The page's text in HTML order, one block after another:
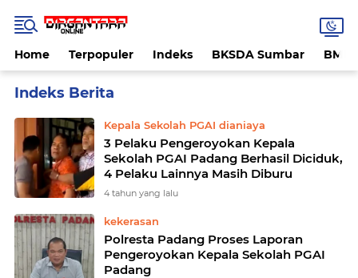
Home Terpopuler Indeks BKSDA Sumbar
Kepala Sekolah PGAI dianiaya
3 Pelaku Pengeroyokan Kepala
Sekolah PGAI Padang Berhasil Diciduk,
4 Pelaku Lainnya Masih Diburu
4 tahun yang lalu
kekerasan
Polresta Padang Proses Laporan
Pengeroyokan Kepala Sekolah PGAI
Padang